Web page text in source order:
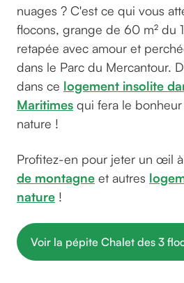
nuages ? C'est ce qui vous
flocons, grange de 60 m² du
retapée avec amour et
dans le Parc du Mercantour.
dans ce logement insolite
Maritimes qui fera le
nature !
Profitez-en pour jeter un œil
de montagne et autres
nature !
Voir la pépite Chalet des 3